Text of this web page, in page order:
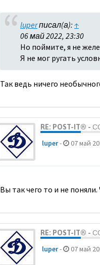
luperписал(а): ↑
06 май 2022, 23:30
Но поймите, я не
Я не мог ругать
Так ведь ничего
RE: POST-IT®
luper- 07 май
Вы так чего то и не
RE: POST-IT®
luper- 07 май